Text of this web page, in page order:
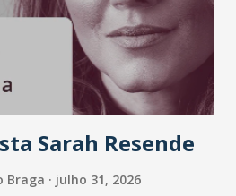
Sarah Resende
Braga julho 31, 2026